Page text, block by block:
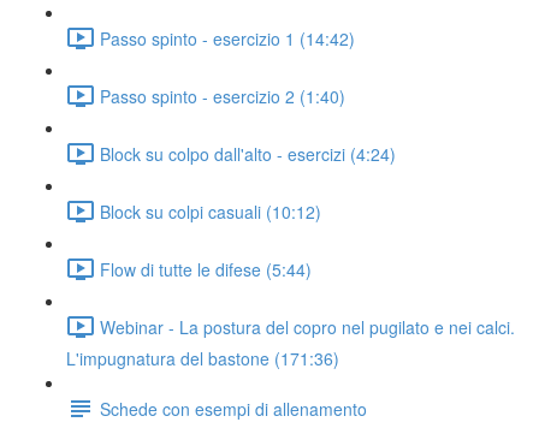
Passo spinto - esercizio 1 (14:42)
Passo spinto - esercizio 2 (1:40)
Block su colpo dall'alto - esercizi (4:24)
Block su colpi casuali (10:12)
Flow di tutte le difese (5:44)
Webinar - La postura del copro nel pugilato e nei calci.
L'impugnatura del bastone (171:36)
Schede con esempi di allenamento